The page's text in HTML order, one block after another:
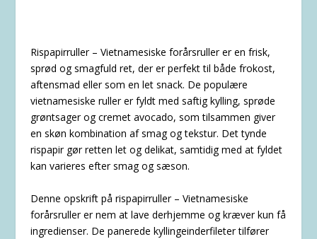
Rispapirruller – Vietnamesiske forårsruller er en frisk,
sprød og smagfuld ret, der er perfekt til både frokost,
aftensmad eller som en let snack. De populære
vietnamesiske ruller er fyldt med saftig kylling, sprøde
grøntsager og cremet avocado, som tilsammen giver
en skøn kombination af smag og tekstur. Det tynde
rispapir gør retten let og delikat, samtidig med at fyldet
kan varieres efter smag og sæson.
Denne opskrift på rispapirruller – Vietnamesiske
forårsruller er nem at lave derhjemme og kræver kun få
ingredienser. De panerede kyllingeinderfileter tilfører